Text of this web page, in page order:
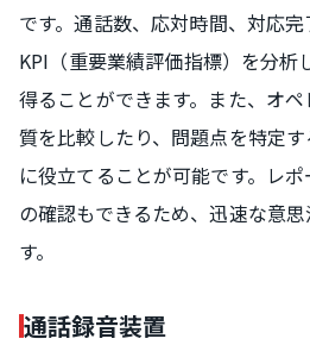
です。通話数、応対時間、対応
KPI（重要業績評価指標）を分析
得ることができます。また、オ
質を比較したり、問題点を特定
に役立てることが可能です。レ
の確認もできるため、迅速な意
す。
通話録音装置